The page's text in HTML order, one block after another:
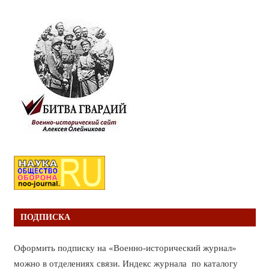
ПОДПИСКА
Оформить подписку на «Военно-исторический журнал»
можно в отделениях связи. Индекс журнала по каталогу